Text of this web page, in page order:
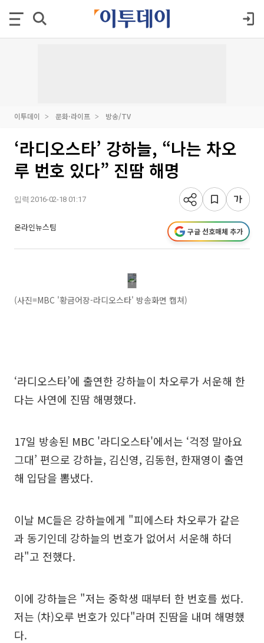
이투데이 문화·라이프 방송/TV
‘라디오스타’ 강하늘, “나는 차오
루 번호 있다” 진땀 해명
입력 2016-02-18 01:17
온라인뉴스팀 구글 선호매체 추가
(사진=MBC '황금어장-라디오스타' 방송화면 캡쳐)
‘라디오스타’에 출연한 강하늘이 차오루가 서운해 한
다는 사연에 진땀 해명했다.
17일 방송된 MBC '라디오스타'에서는 ‘걱정 말아요
그대’ 편으로 강하늘, 김신영, 김동현, 한재영이 출연
해 입담을 뽐냈다.
이날 MC들은 강하늘에게 "피에스타 차오루가 같은
과 동기인데 강하늘의 번호가 없어서 서운해 하더
라"고 전했다.
이에 강하늘은 "저는 중학생 때부터 한 번호를 썼다.
저는 (차)오루 번호가 있다"라며 진땀을 내며 해명했
다.